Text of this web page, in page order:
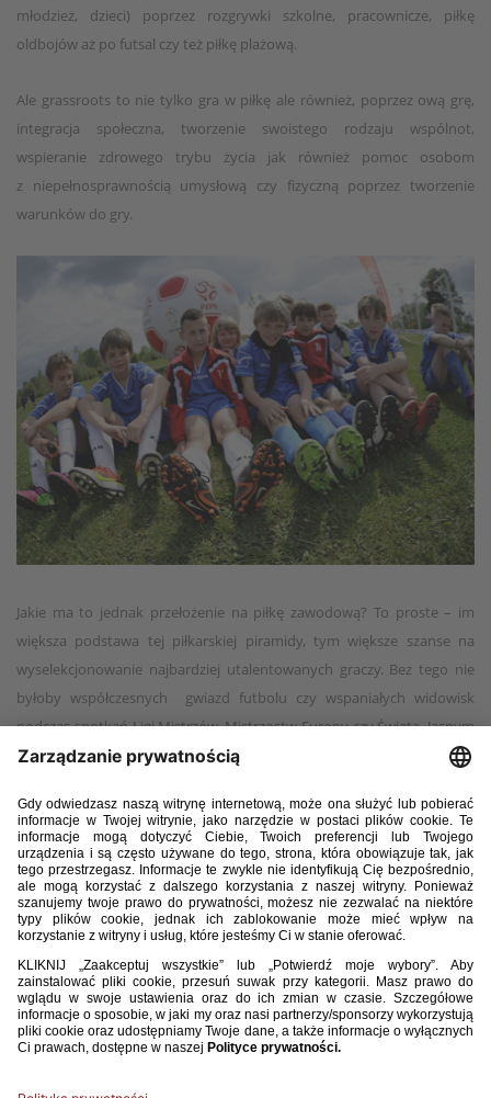
młodzież, dzieci) poprzez rozgrywki szkolne, pracownicze, piłkę
oldbojów aż po futsal czy też piłkę plażową.
Ale grassroots to nie tylko gra w piłkę ale również, poprzez ową grę,
integracja społeczna, tworzenie swoistego rodzaju wspólnot,
wspieranie zdrowego trybu życia jak również pomoc osobom
z niepełnosprawnością umysłową czy fizyczną poprzez tworzenie
warunków do gry.
Jakie ma to jednak przełożenie na piłkę zawodową? To proste – im
większa podstawa tej piłkarskiej piramidy, tym większe szanse na
wyselekcjonowanie najbardziej utalentowanych graczy. Bez tego nie
byłoby współczesnych gwiazd futbolu czy wspaniałych widowisk
podczas spotkań Ligi Mistrzów, Mistrzostw Europy czy Świata. Jasnym
jest również to, że nie wszyscy osiągną poziom wyczynowy i nie
oni potencjalnymi przyszłymi kibicami piłkarskimi, sędziami,
działaczami czy też sponsorami, a więc stanowią całe tło piłki nożnej.
Słynny włoski trener Marcelo Lippi został kiedyś zapytany o piłkę
grassroots. Odpowiedział: „Życie współczesnych dzieci jest o wiele
bardziej skomplikowane niż za naszych czasów. Oczywiście grają oni
zdecydowanie mniej w piłkę niż my to robiliśmy”.
Zadaniem programu Grassroots jest to zmienić, bo w końcu piłka
nożna to nie tylko milionerzy z telewizji, piękne stadiony